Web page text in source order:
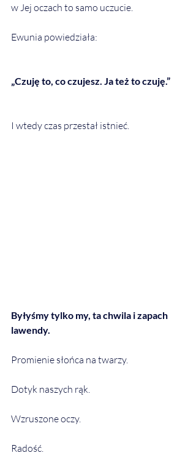
w Jej oczach to samo uczucie.
Ewunia powiedziała:
„Czuję to, co czujesz. Ja też to czuję.”
I wtedy czas przestał istnieć.
Byłyśmy tylko my, ta chwila i zapach
lawendy.
Promienie słońca na twarzy.
Dotyk naszych rąk.
Wzruszone oczy.
Radość.